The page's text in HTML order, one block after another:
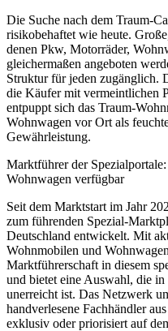
Die Suche nach dem Traum-
risikobehaftet wie heute.
denen Pkw, Motorräder,
gleichermaßen angeboten
Struktur für jeden zugänglich.
die Käufer mit vermeintlichen
entpuppt sich das Traum-
Wohnwagen vor Ort als
Gewährleistung.
Marktführer der
Wohnwagen verfügbar
Seit dem Marktstart im Jahr
zum führenden Spezial-
Deutschland entwickelt. Mit
Wohnmobilen und
Marktführerschaft in diesem
und bietet eine Auswahl, die
unerreicht ist. Das Netzwerk
handverlesene Fachhändler
exklusiv oder priorisiert auf